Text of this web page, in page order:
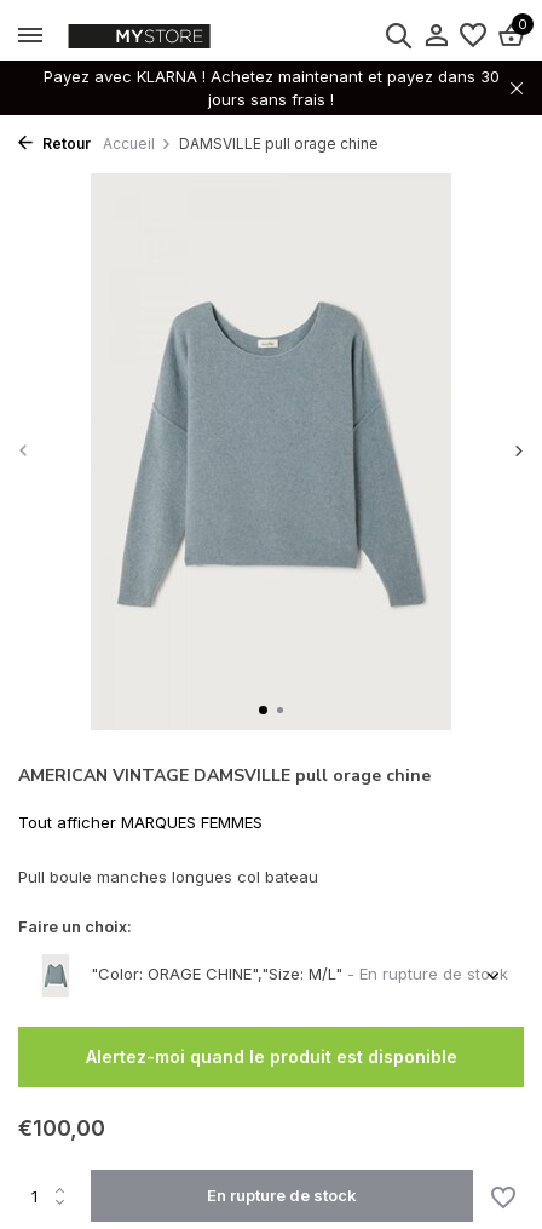
0
Payez avec KLARNA ! Achetez maintenant et payez dans 30
jours sans frais !
Retour Accueil DAMSVILLE pull orage chine
AMERICAN VINTAGE DAMSVILLE pull orage chine
Tout afficher MARQUES FEMMES
Pull boule manches longues col bateau
Faire un choix:
"Color: ORAGE CHINE","Size: M/L" - En rupture de stock
En rupture de stock
Alertez-moi quand le produit est disponible
€100,00
En rupture de stock